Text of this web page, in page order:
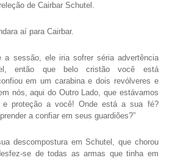
de Cairbar Schutel.
aí para Cairbar.
a sessão, ele iria sofrer séria advertência
então que belo cristão você está
em um carabina e dois revólveres e
nós, aqui do Outro Lado, que estávamos
e proteção a você! Onde está a sua fé?
a confiar em seus guardiões?”
descompostura em Schutel, que chorou
se de todas as armas que tinha em